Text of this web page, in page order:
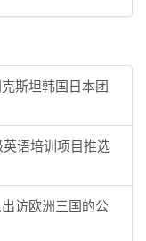
斯坦韩国日本团
语培训项目推选
访欧洲三国的公